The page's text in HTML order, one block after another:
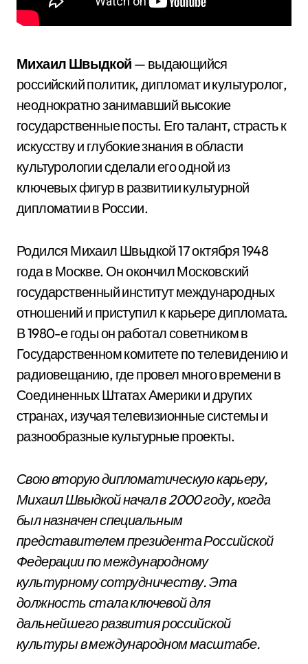
Михаил Швыдкой — выдающийся
российский политик, дипломат и культуролог,
неоднократно занимавший высокие
государственные посты. Его талант, страсть к
искусству и глубокие знания в области
культурологии сделали его одной из
ключевых фигур в развитии культурной
дипломатии в России.
Родился Михаил Швыдкой 17 октября 1948
года в Москве. Он окончил Московский
государственный институт международных
отношений и приступил к карьере дипломата.
В 1980-е годы он работал советником в
Государственном комитете по телевидению и
радиовещанию, где провел много времени в
Соединенных Штатах Америки и других
странах, изучая телевизионные системы и
разнообразные культурные проекты.
Свою вторую дипломатическую карьеру,
Михаил Швыдкой начал в 2000 году, когда
был назначен специальным
представителем президента Российской
Федерации по международному
культурному сотрудничеству. Эта
должность стала ключевой для
дальнейшего развития российской
культуры в международном масштабе.